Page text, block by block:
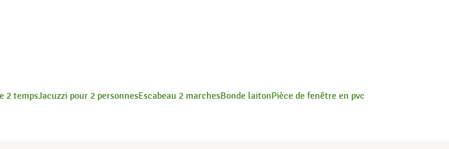
2 tempsJacuzzi pour 2 personnesEscabeau 2 marchesBonde laitonPièce de fenêtre en pvc